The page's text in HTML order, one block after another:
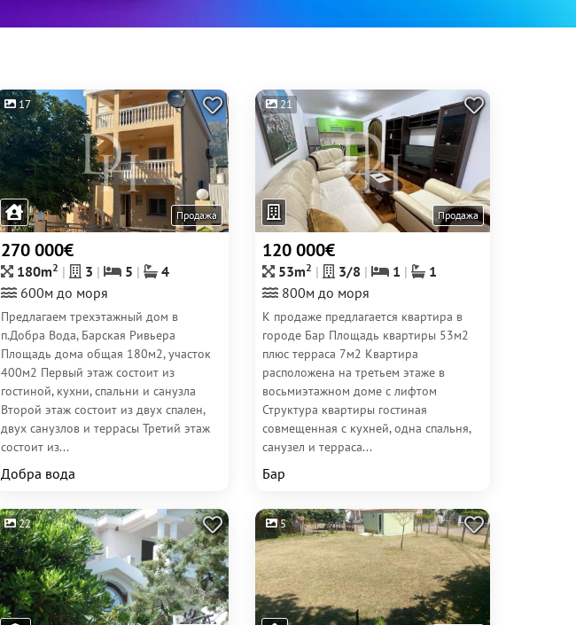
17
Продажа
270 000€
180m2 3 5
4
600м до моря
Предлагаем трехэтажный дом в
п.Добра Вода, Барская Ривьера
Площадь дома общая 180м2, участок
400м2 Первый этаж состоит из
гостиной, кухни, спальни и санузла
Второй этаж состоит из двух спален,
двух санузлов и террасы Третий этаж
состоит из...
Добра вода
21
Продажа
120 000€
53m2 3/8 1
1
800м до моря
К продаже предлагается квартира в
городе Бар Площадь квартиры 53м2
плюс терраса 7м2 Квартира
расположена на третьем этаже в
восьмиэтажном доме с лифтом
Структура квартиры гостиная
совмещенная с кухней, одна спальня,
санузел и терраса...
Бар
22 5